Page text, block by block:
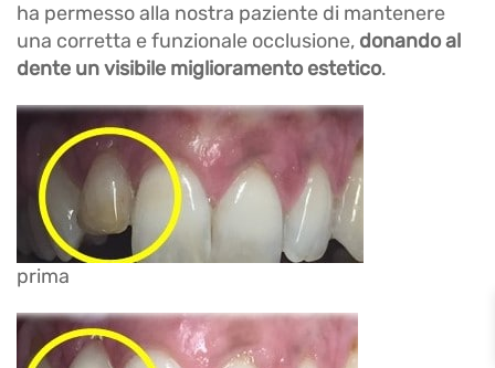
ha permesso alla nostra paziente di mantenere
una corretta e funzionale occlusione, donando al
dente un visibile miglioramento estetico.
prima